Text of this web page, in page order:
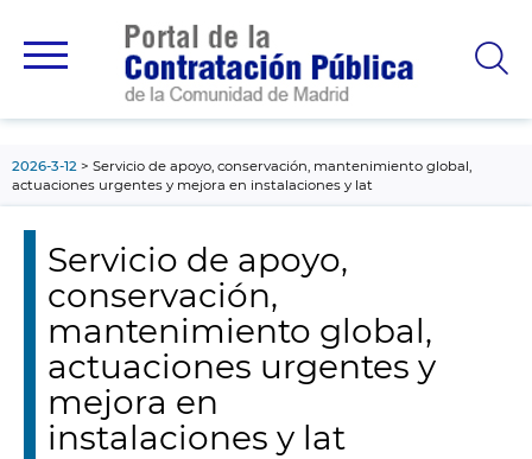
principal
2026-3-12
Servicio de apoyo, conservación, mantenimiento global,
actuaciones urgentes y mejora en instalaciones y lat
Servicio de apoyo,
conservación,
mantenimiento global,
actuaciones urgentes y
mejora en
instalaciones y lat